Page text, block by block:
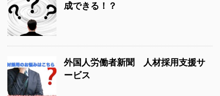
成できる！？
外国人労働者新聞 人材採用支援サ
ービス